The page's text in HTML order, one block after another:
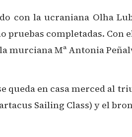
con la ucraniana Olha
pruebas completadas. Con
murciana Mª Antonia
queda en casa merced
Sailing Class) y el